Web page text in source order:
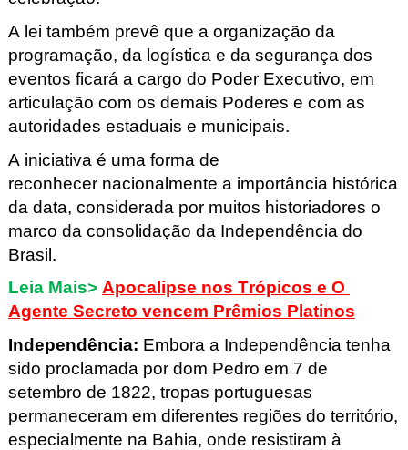
A lei também prevê que a organização da
programação, da logística e da segurança dos
eventos ficará a cargo do Poder Executivo, em
articulação com os demais Poderes e com as
autoridades estaduais e municipais.
A iniciativa é uma forma de
reconhecer nacionalmente a importância histórica
da data, considerada por muitos historiadores o
marco da consolidação da Independência do
Brasil.
Leia Mais> Apocalipse nos Trópicos e O
Agente Secreto vencem Prêmios Platinos
Independência: Embora a Independência tenha
sido proclamada por dom Pedro em 7 de
setembro de 1822, tropas portuguesas
permaneceram em diferentes regiões do território,
especialmente na Bahia, onde resistiram à